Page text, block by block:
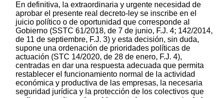
En definitiva, la extraordinaria y urgente necesidad de
aprobar el presente real decreto-ley se inscribe en el
juicio político o de oportunidad que corresponde al
Gobierno (SSTC 61/2018, de 7 de junio, F.J. 4; 142/2014,
de 11 de septiembre, F.J. 3) y esta decisión, sin duda,
supone una ordenación de prioridades políticas de
actuación (STC 14/2020, de 28 de enero, F.J. 4),
centradas en dar una respuesta adecuada que permita
restablecer el funcionamiento normal de la actividad
económica y productiva de las empresas, la necesaria
seguridad jurídica y la protección de los colectivos que